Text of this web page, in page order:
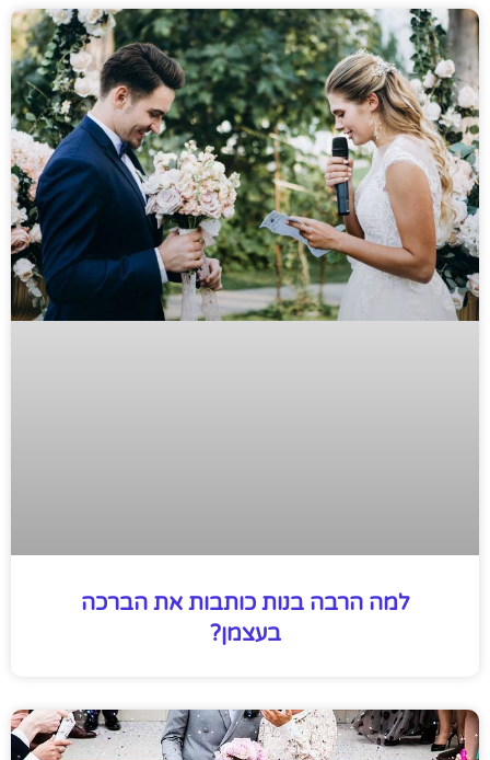
למה הרבה בנות כותבות את הברכה
בעצמן?